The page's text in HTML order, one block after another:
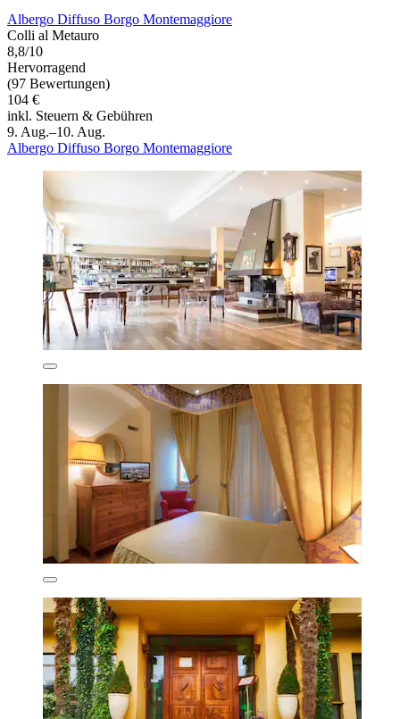
Albergo Diffuso Borgo Montemaggiore
Colli al Metauro
8,8/10
Hervorragend
(97 Bewertungen)
104 €
inkl. Steuern & Gebühren
9. Aug.–10. Aug.
Albergo Diffuso Borgo Montemaggiore